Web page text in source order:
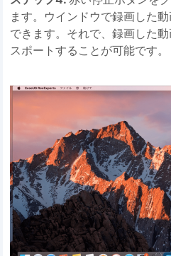
ます。ウインドウで録画した
できます。それで、録画した
スポートすることが可能です。